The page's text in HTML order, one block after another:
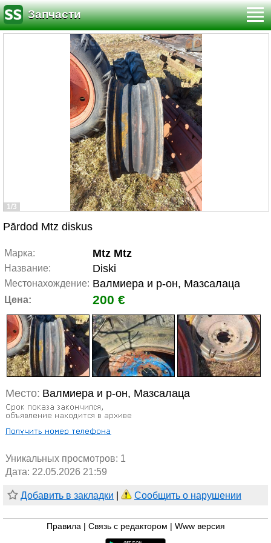
Запчасти
1/3
Pārdod Mtz diskus
Марка: Mtz Mtz
Название: Diski
Местонахождение: Валмиера и р-он, Мазсалаца
Цена: 200 €
Место: Валмиера и р-он, Мазсалаца
Уникальных просмотров: 1
Дата: 22.05.2026 21:59
Добавить в закладки Сообщить о нарушении
Правила Связь с редактором Www версия